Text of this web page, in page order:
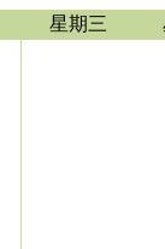
星期三